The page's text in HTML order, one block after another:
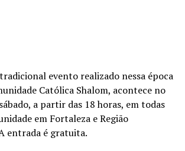
evento realizado nessa época
Católica Shalom, acontece no
a partir das 18 horas, em todas
em Fortaleza e Região
entrada é gratuita.